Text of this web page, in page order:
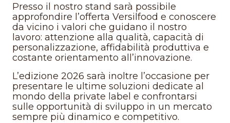
Presso il nostro stand sarà possibile
approfondire l’offerta Versilfood e conoscere
da vicino i valori che guidano il nostro
lavoro: attenzione alla qualità, capacità di
personalizzazione, affidabilità produttiva e
costante orientamento all’innovazione.
L’edizione 2026 sarà inoltre l’occasione per
presentare le ultime soluzioni dedicate al
mondo della private label e confrontarsi
sulle opportunità di sviluppo in un mercato
sempre più dinamico e competitivo.